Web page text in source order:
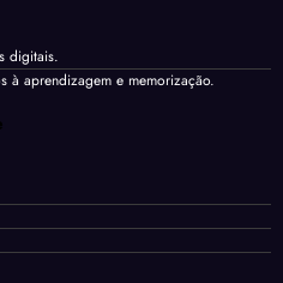
digitais.
à aprendizagem e memorização.